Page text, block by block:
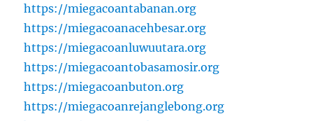
https://miegacoantabanan.org
https://miegacoanacehbesar.org
https://miegacoanluwuutara.org
https://miegacoantobasamosir.org
https://miegacoanbuton.org
https://miegacoanrejanglebong.org